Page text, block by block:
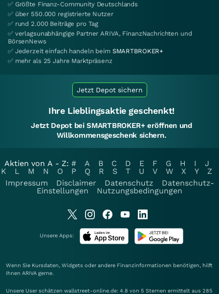
✅ Größte Finanz-Community Deutschlands
✅ über 550.000 registrierte Nutzer
✅ rund 2.000 Beiträge pro Tag
✅ verlagsunabhängige Partner ARIVA, FinanzNachrichten und
BörsenNews
✅ Jederzeit einfach handeln beim SMARTBROKER+
✅ mehr als 25 Jahre Marktpräsenz
Jetzt Depot sichern
Ihre Lieblingsaktie geschenkt!
Jetzt Depot bei SMARTBROKER+ eröffnen und
Willkommensgeschenk sichern.
Aktien von A - Z: # A B C D E F G H I
J
K
L M N O P Q R S T U V W X Y
Z
Impressum
Disclaimer Datenschutz
Datenschutz-
Einstellungen
Nutzungsbedingungen
Unsere Apps:
Wenn Sie Kursdaten, Widgets oder andere Finanzinformationen benötigen, hilft
Ihnen ARIVA gerne.
Unsere User schätzen wallstreet-online.de: 4.8 von 5 Sternen ermittelt aus 285